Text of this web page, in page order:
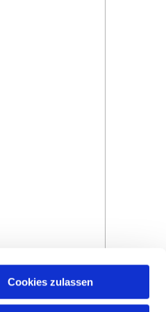
Cookies zulassen